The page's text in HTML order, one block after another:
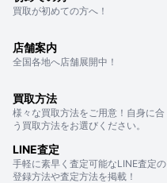
買取が初めての方へ！
店舗案内
全国各地へ店舗展開中！
買取方法
様々な買取方法をご用意！自身に合
う買取方法をお選びください。
LINE査定
手軽に素早く査定可能なLINE査定の
登録方法や査定方法を掲載！